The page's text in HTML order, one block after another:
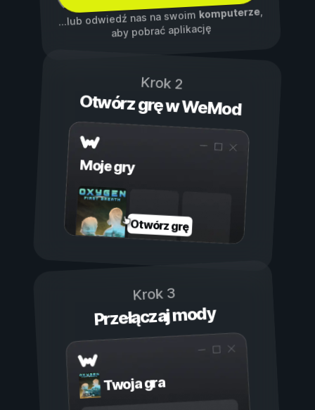
...lub odwiedź nas na swoim komputerze,
aby pobrać aplikację
Krok 2
Otwórz grę w WeMod
Moje gry
Otwórz grę
Krok 3
Przełączaj mody
Twoja gra